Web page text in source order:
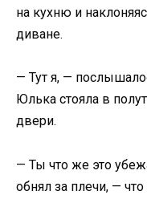
на кухню и
диване.
— Тут я, —
Юлька стояла в
двери.
— Ты что же это
обнял за плечи, —